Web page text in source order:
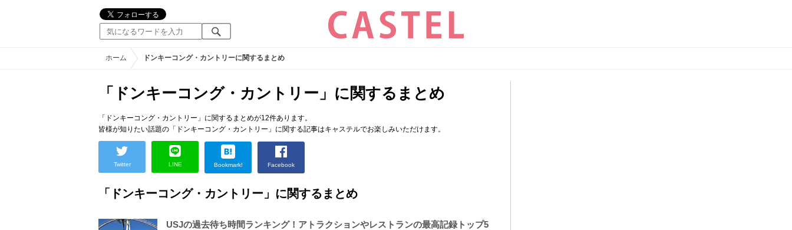
ホーム ドンキーコング・カントリーに関するまとめ
「ドンキーコング・カントリー」に関するまとめ
「ドンキーコング・カントリー」に関するまとめが12件あります。
皆様が知りたい話題の「ドンキーコング・カントリー」に関する記事はキャステルでお楽しみいただけます。
Twitter LINE Bookmark! Facebook
「ドンキーコング・カントリー」に関するまとめ
USJの過去待ち時間ランキング！アトラクションやレストランの最高記録トップ5